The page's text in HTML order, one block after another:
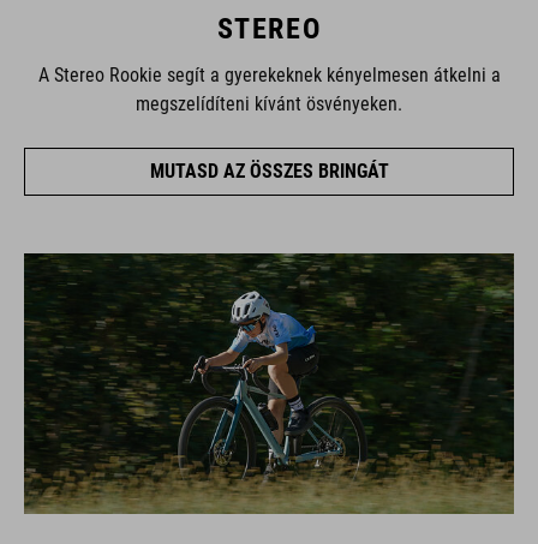
STEREO
A Stereo Rookie segít a gyerekeknek kényelmesen átkelni a
megszelídíteni kívánt ösvényeken.
MUTASD AZ ÖSSZES BRINGÁT